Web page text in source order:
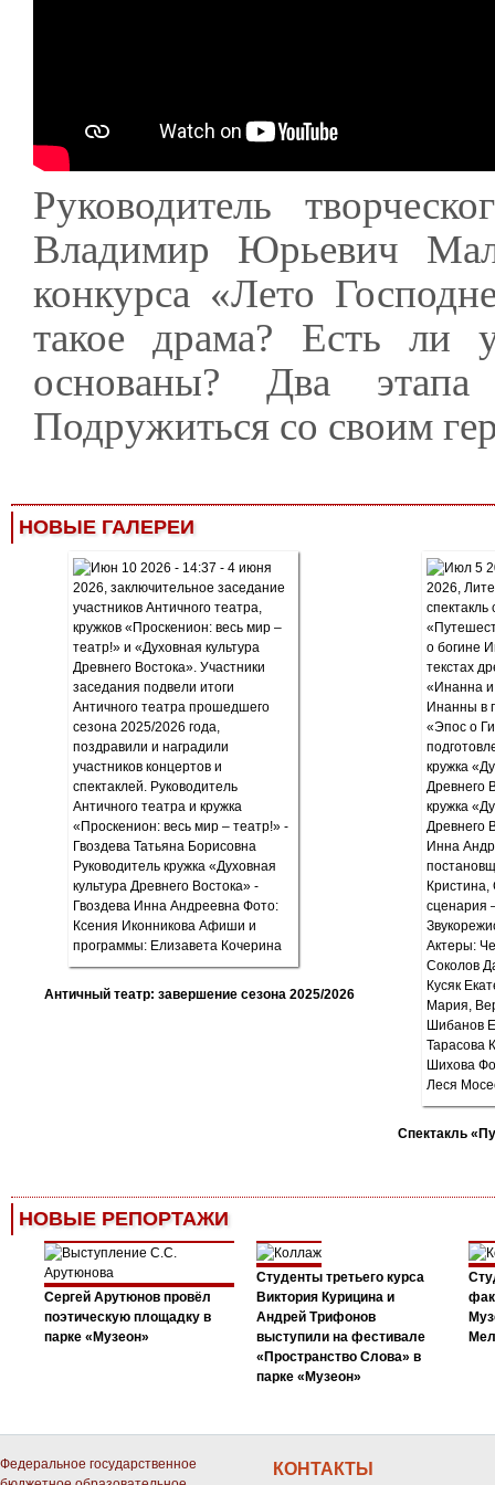
Руководитель
Владимир Юрьевич
конкурса «Лето
такое драма? Есть
основаны? Два
Подружиться со своим
НОВЫЕ ГАЛЕРЕИ
Античный театр: завершение сезона 2025/2026
Спектакль
НОВЫЕ РЕПОРТАЖИ
Сергей Арутюнов провёл
поэтическую площадку в
парке «Музеон»
Студенты третьего курса
Виктория Курицина и
Андрей Трифонов
выступили на фестивале
«Пространство Слова» в
парке «Музеон»
Федеральное государственное
КОНТАКТЫ